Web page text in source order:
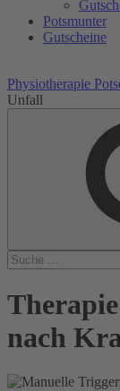
Potsmunter
Gutscheine
Physiotherapie
Unfall
nach